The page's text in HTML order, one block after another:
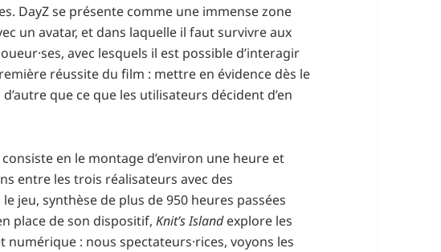
DayZ se présente comme une immense zone
un avatar, et dans laquelle il faut survivre aux
avec lesquels il est possible d’interagir
réussite du film : mettre en évidence dès le
que ce que les utilisateurs décident d’en
en le montage d’environ une heure et
entre les trois réalisateurs avec des
jeu, synthèse de plus de 950 heures passées
place de son dispositif,Knit’s Islandexplore les
: nous spectateurs·rices, voyons les